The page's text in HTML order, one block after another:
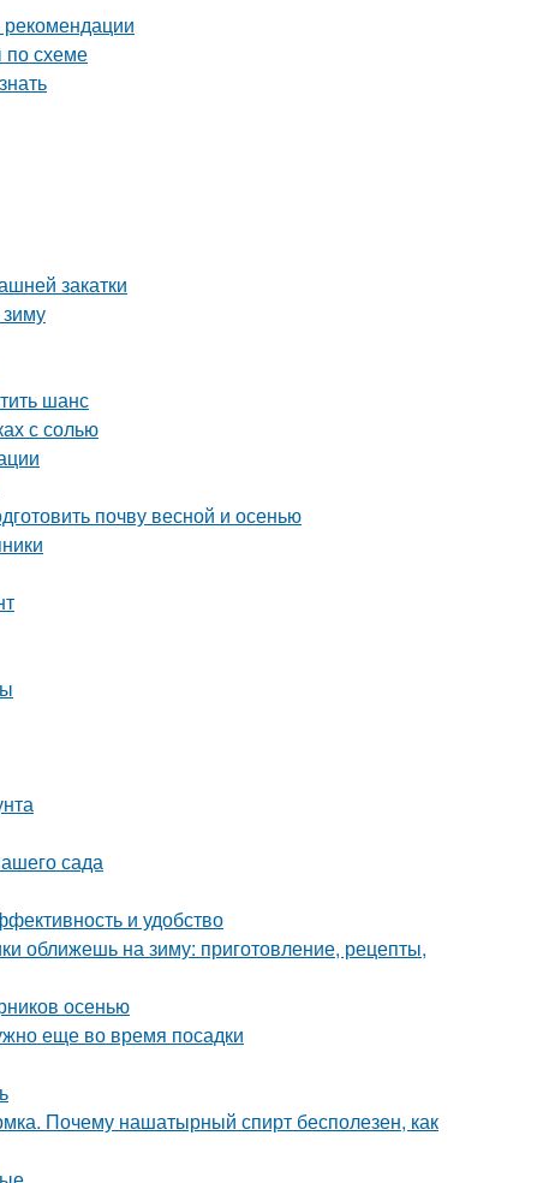
по схеме
закатки
шанс
с солью
почву весной и осенью
сада
и удобство
оближешь на зиму: приготовление, рецепты,
осенью
еще во время посадки
Почему нашатырный спирт бесполезен, как